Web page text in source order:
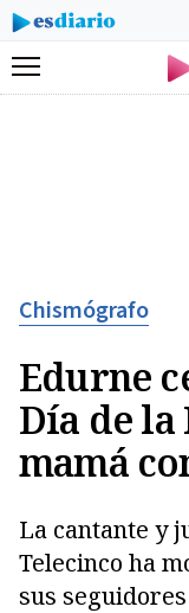
Menú
Chismógrafo
Edurne
Día de
mamá
La cantante y
Telecinco ha
sus